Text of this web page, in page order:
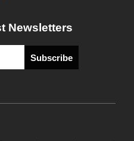
Newsletters
Subscribe